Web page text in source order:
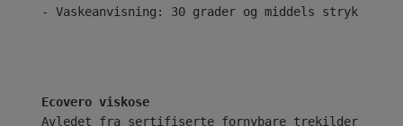
- Vaskeanvisning: 30 grader og middels stryk
Ecovero viskose
Avledet fra sertifiserte fornybare trekilder ved